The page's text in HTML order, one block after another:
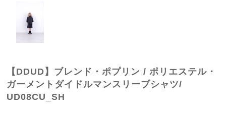
【DDUD】ブレンド・ポプリン / ポリエステル・
ガーメントダイドルマンスリーブシャツ/
UD08CU_SH